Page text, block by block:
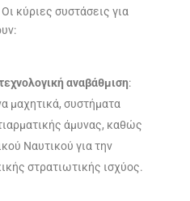
κύριες συστάσεις για
αναβάθμιση:
μαχητικά, συστήματα
άμυνας, καθώς
Ναυτικού για την
στρατιωτικής ισχύος.